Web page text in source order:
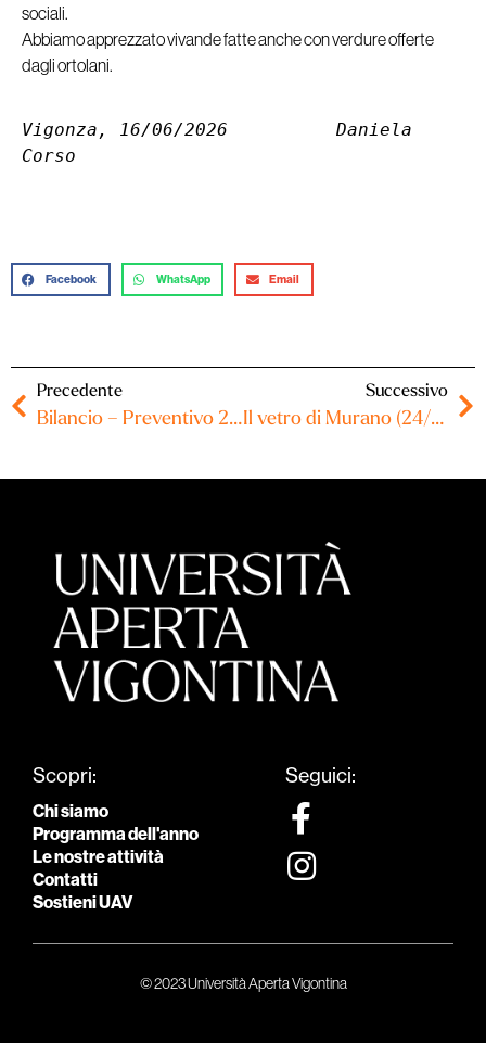
sociali.
Abbiamo apprezzato vivande fatte anche con verdure offerte
dagli ortolani.
Vigonza, 16/06/2026          Daniela
Corso
Facebook WhatsApp Email
Precedente
Bilancio – Preventivo 2026
Successivo
Il vetro di Murano (24/06/2026)
Scopri:
Chi siamo
Programma dell'anno
Le nostre attività
Contatti
Sostieni UAV
Seguici:
© 2023 Università Aperta Vigontina